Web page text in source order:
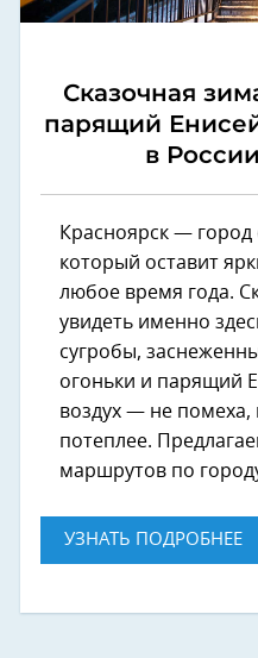
Сказочная
парящий
в
Красноярск —
который оставит
любое время года.
увидеть именно
сугробы,
огоньки и парящий
воздух — не помеха,
потеплее.
маршрутов по
УЗНАТЬ ПОДРОБНЕЕ